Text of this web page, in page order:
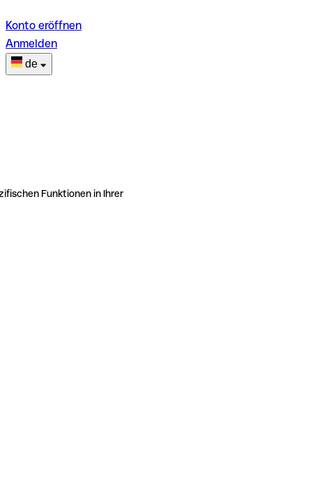
Konto eröffnen
Anmelden
de
Funktionen in Ihrer